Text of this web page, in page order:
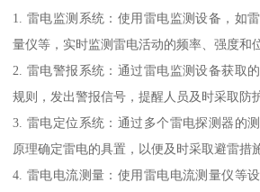
1. 雷电监测系统：使用雷电监测设备，如
量仪等，实时监测雷电活动的频率、强度和
2. 雷电警报系统：通过雷电监测设备获取
规则，发出警报信号，提醒人员及时采取防
3. 雷电定位系统：通过多个雷电探测器的
原理确定雷电的具置，以便及时采取避雷措
4. 雷电电流测量：使用雷电电流测量仪等